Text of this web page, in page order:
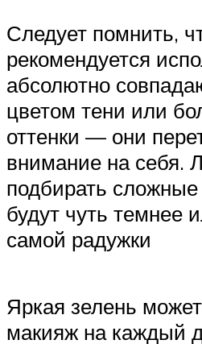
Следует помнить,
рекомендуется
абсолютно
цветом тени или
оттенки — они
внимание на себя.
подбирать сложные
будут чуть темнее
самой радужки
Яркая зелень
макияж на каждый